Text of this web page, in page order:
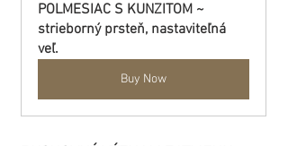
POLMESIAC S KUNZITOM ~
strieborný prsteň, nastaviteľná
veľ.
Buy Now